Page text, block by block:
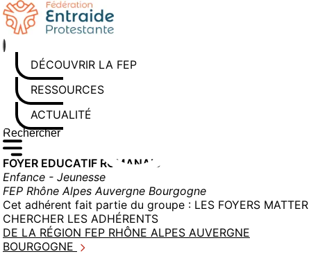
Aller
au
contenu
DÉCOUVRIR LA FEP
RESSOURCES
ACTUALITÉS
Rechercher sur le site
Saisissez au moins 3 caractères pour lancer la recherche
FOYER EDUCATIF ROMANAIS
Enfance - Jeunesse
FEP Rhône Alpes Auvergne Bourgogne
Cet adhérent fait partie du groupe : LES FOYERS MATTER
CHERCHER LES ADHÉRENTS
DE LA RÉGION FEP RHÔNE ALPES AUVERGNE
BOURGOGNE